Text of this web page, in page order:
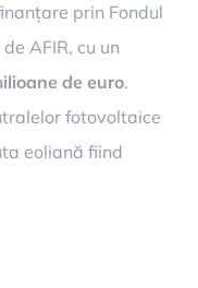
prin Fondul
AFIR, cu un
de euro.
fotovoltaice
eoliană fiind